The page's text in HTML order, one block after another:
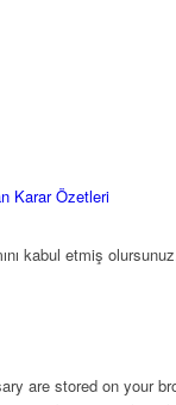
Karar Özetleri
kabul etmiş
are stored on your